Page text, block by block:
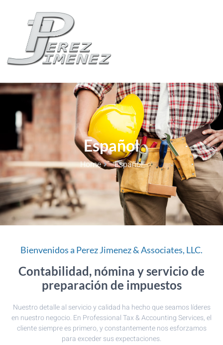
Español
Home Español
Bienvenidos a Perez Jimenez & Associates, LLC.
Contabilidad, nómina y servicio de
preparación de impuestos
Nuestro detalle al servicio y calidad ha hecho que seamos líderes
en nuestro negocio. En Professional Tax & Accounting Services, el
cliente siempre es primero, y constantemente nos esforzamos
para exceder sus expectaciones.